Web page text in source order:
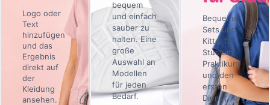
Logo oder
Text
hinzufügen
und das
Ergebnis
direkt auf
der
Kleidung
ansehen.
bequem
und einfach
sauber zu
halten. Eine
große
Auswahl an
Modellen
für jeden
Bedarf.
Bequeme
Sets und
Kittel für
Studium,
Praktikum
und den
ersten
Dienst.